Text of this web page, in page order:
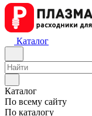
Каталог
Каталог
По всему сайту
По каталогу